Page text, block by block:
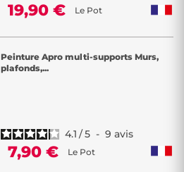
19,90 € Le Pot
Peinture Apro multi-supports Murs,
plafonds,...
4.1 /5 - 9 avis
7,90 € Le Pot